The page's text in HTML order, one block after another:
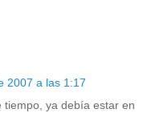
2007 a las 1:17
ya debía estar en